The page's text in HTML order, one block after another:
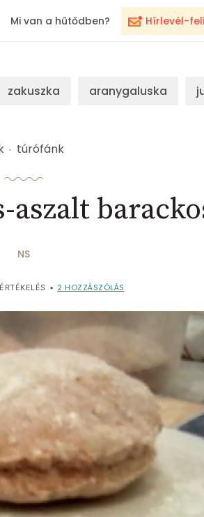
Hírlevél-
Mi van a hűtődben?
zakuszka aranygaluska
túrófánk
aszalt
NS
ÉRTÉKELÉS • 2 HOZZÁSZÓLÁS